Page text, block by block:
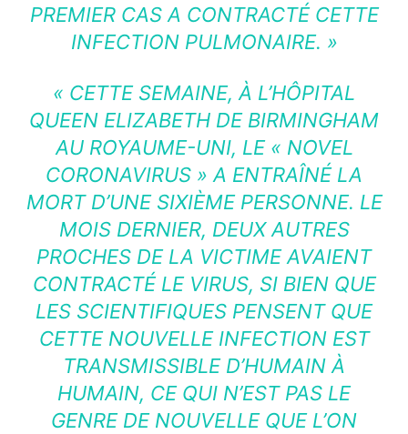
PREMIER CAS A CONTRACTÉ CETTE
INFECTION PULMONAIRE. »
« CETTE SEMAINE, À L’HÔPITAL
QUEEN ELIZABETH DE BIRMINGHAM
AU ROYAUME-UNI, LE « NOVEL
CORONAVIRUS » A ENTRAÎNÉ LA
MORT D’UNE SIXIÈME PERSONNE. LE
MOIS DERNIER, DEUX AUTRES
PROCHES DE LA VICTIME AVAIENT
CONTRACTÉ LE VIRUS, SI BIEN QUE
LES SCIENTIFIQUES PENSENT QUE
CETTE NOUVELLE INFECTION EST
TRANSMISSIBLE D’HUMAIN À
HUMAIN, CE QUI N’EST PAS LE
GENRE DE NOUVELLE QUE L’ON